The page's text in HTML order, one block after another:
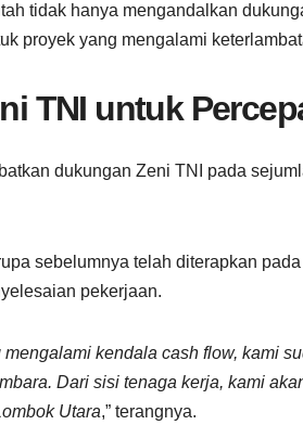
tidak hanya mengandalkan
proyek yang mengalami
TNI untuk
dukungan Zeni TNI pada
sebelumnya telah diterapkan
pekerjaan.
kendala cash flow, kami
Dari sisi tenaga kerja, kami
Utara,” terangnya.